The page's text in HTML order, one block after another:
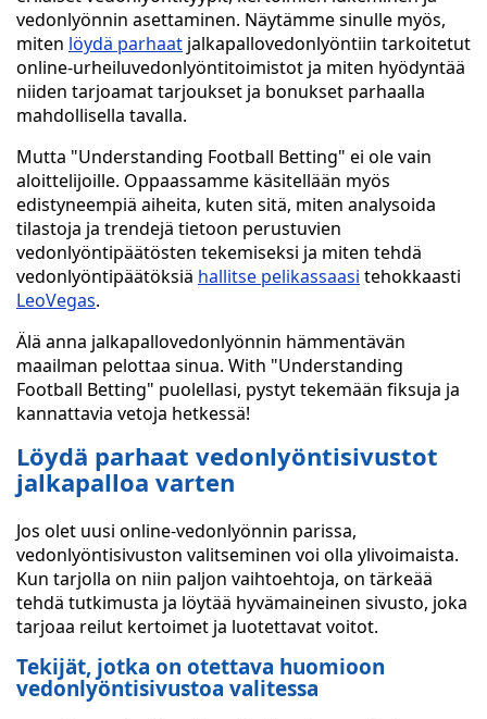
vedonlyönnin asettaminen. Näytämme sinulle myös,
miten löydä parhaat jalkapallovedonlyöntiin tarkoitetut
online-urheiluvedonlyöntitoimistot ja miten hyödyntää
niiden tarjoamat tarjoukset ja bonukset parhaalla
mahdollisella tavalla.
Mutta "Understanding Football Betting" ei ole vain
aloittelijoille. Oppaassamme käsitellään myös
edistyneempiä aiheita, kuten sitä, miten analysoida
tilastoja ja trendejä tietoon perustuvien
vedonlyöntipäätösten tekemiseksi ja miten tehdä
vedonlyöntipäätöksiä hallitse pelikassaasi tehokkaasti
LeoVegas.
Älä anna jalkapallovedonlyönnin hämmentävän
maailman pelottaa sinua. With "Understanding
Football Betting" puolellasi, pystyt tekemään fiksuja ja
kannattavia vetoja hetkessä!
Löydä parhaat vedonlyöntisivustot
jalkapalloa varten
Jos olet uusi online-vedonlyönnin parissa,
vedonlyöntisivuston valitseminen voi olla ylivoimaista.
Kun tarjolla on niin paljon vaihtoehtoja, on tärkeää
tehdä tutkimusta ja löytää hyvämaineinen sivusto, joka
tarjoaa reilut kertoimet ja luotettavat voitot.
Tekijät, jotka on otettava huomioon
vedonlyöntisivustoa valitessa